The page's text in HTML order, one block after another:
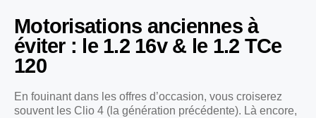
Motorisations anciennes à
éviter : le 1.2 16v & le 1.2 TCe
120
En fouinant dans les offres d’occasion, vous croiserez
souvent les Clio 4 (la génération précédente). Là encore,